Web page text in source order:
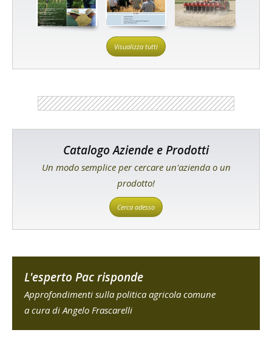
Visualizza tutti
Catalogo Aziende e Prodotti
Un modo semplice per cercare un'azienda o un
prodotto!
Cerca adesso
L'esperto Pac risponde
Approfondimenti sulla politica agricola comune
a cura di Angelo Frascarelli